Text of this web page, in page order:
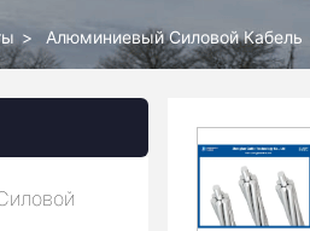
> Алюминиевый Силовой Кабель